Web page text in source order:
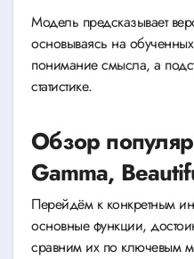
Модель предсказывает
основываясь на
понимание смысла, а
статистике.
Обзор
Gamma,
Перейдём к конкретным
основные функции,
сравним их по ключевым